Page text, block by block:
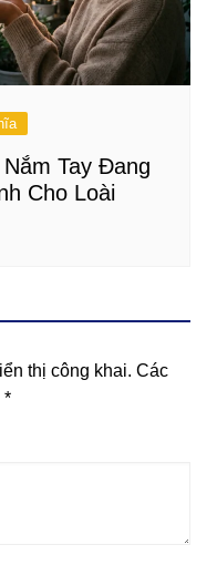
Tay Đang
Cho Loài
thị công khai. Các
*